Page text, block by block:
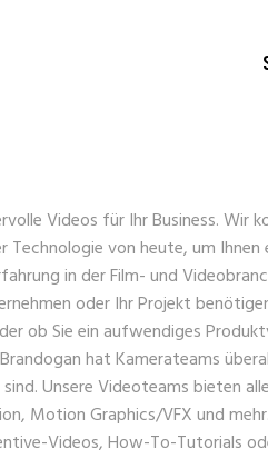
Videos für Ihr Business. Wir
von heute, um
in der Film- und
oder Ihr Projekt
ob Sie ein aufwendiges
hat Kamerateams
Unsere Videoteams bieten
Motion Graphics/VFX und
Videos, How-To-Tutorials